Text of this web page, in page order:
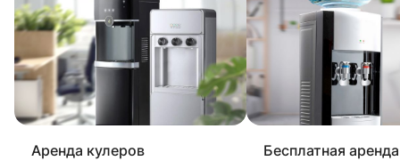
Аренда кулеров Бесплатная